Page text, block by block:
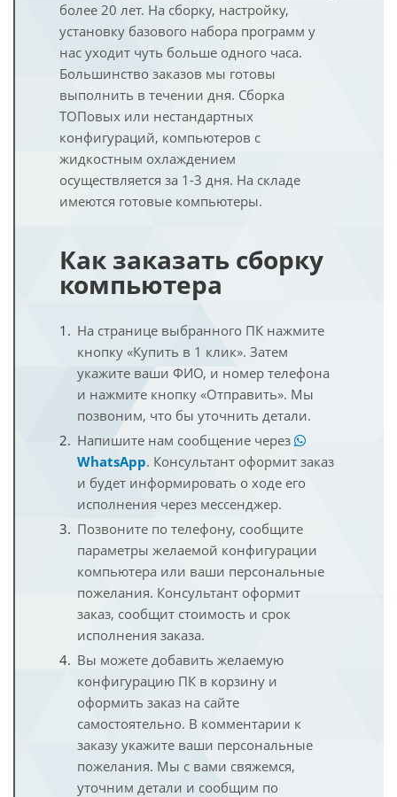
более 20 лет. На сборку, настройку,
установку базового набора программ у
нас уходит чуть больше одного часа.
Большинство заказов мы готовы
выполнить в течении дня. Сборка
ТОПовых или нестандартных
конфигураций, компьютеров с
жидкостным охлаждением
осуществляется за 1-3 дня. На складе
имеются готовые компьютеры.
Как заказать сборку
компьютера
На странице выбранного ПК нажмите
кнопку «Купить в 1 клик». Затем
укажите ваши ФИО, и номер телефона
и нажмите кнопку «Отправить». Мы
позвоним, что бы уточнить детали.
Напишите нам сообщение через
WhatsApp. Консультант оформит заказ
и будет информировать о ходе его
исполнения через мессенджер.
Позвоните по телефону, сообщите
параметры желаемой конфигурации
компьютера или ваши персональные
пожелания. Консультант оформит
заказ, сообщит стоимость и срок
исполнения заказа.
Вы можете добавить желаемую
конфигурацию ПК в корзину и
оформить заказ на сайте
самостоятельно. В комментарии к
заказу укажите ваши персональные
пожелания. Мы с вами свяжемся,
уточним детали и сообщим по